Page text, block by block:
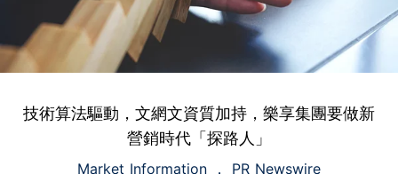
技術算法驅動，文網文資質加持，樂享集團要做新
營銷時代「探路人」
Market Information PR Newswire